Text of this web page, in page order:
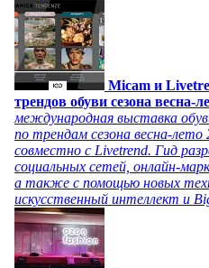
Micam и
трендов обуви сезона весна-
международная выставка
по трендам сезона весна-
совместно с Livetrend. Гид
социальных сетей, онлайн-
а также с помощью новых
искусственный интеллект и